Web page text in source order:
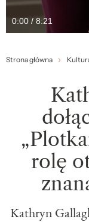
0:00 / 8:21
Strona główna
rolę
Kathryn